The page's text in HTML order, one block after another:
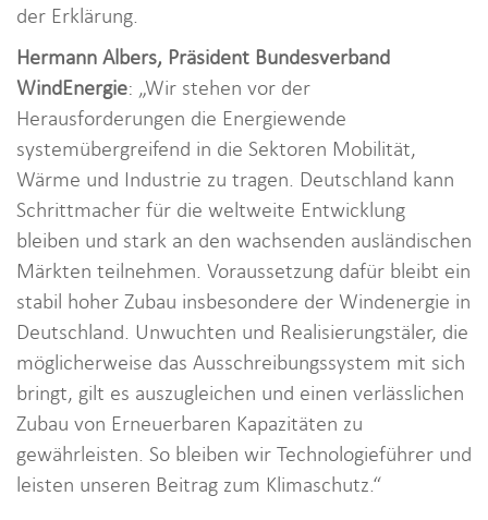
der Erklärung.
Hermann Albers, Präsident Bundesverband
WindEnergie: „Wir stehen vor der
Herausforderungen die Energiewende
systemübergreifend in die Sektoren Mobilität,
Wärme und Industrie zu tragen. Deutschland kann
Schrittmacher für die weltweite Entwicklung
bleiben und stark an den wachsenden ausländischen
Märkten teilnehmen. Voraussetzung dafür bleibt ein
stabil hoher Zubau insbesondere der Windenergie in
Deutschland. Unwuchten und Realisierungstäler, die
möglicherweise das Ausschreibungssystem mit sich
bringt, gilt es auszugleichen und einen verlässlichen
Zubau von Erneuerbaren Kapazitäten zu
gewährleisten. So bleiben wir Technologieführer und
leisten unseren Beitrag zum Klimaschutz.“